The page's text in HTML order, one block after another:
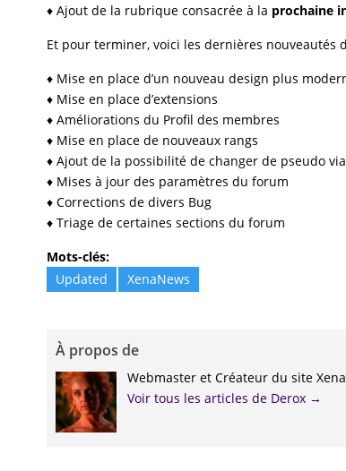
♦ Ajout de la rubrique consacrée à la prochaine
Et pour terminer, voici les dernières nouveautés
♦ Mise en place d’un nouveau design plus
♦ Mise en place d’extensions
♦ Améliorations du Profil des membres
♦ Mise en place de nouveaux rangs
♦ Ajout de la possibilité de changer de pseudo
♦ Mises à jour des paramètres du forum
♦ Corrections de divers Bug
♦ Triage de certaines sections du forum
Mots-clés:
Updated
XenaNews
À propos de
Webmaster et Créateur du site
Voir tous les articles de Derox →